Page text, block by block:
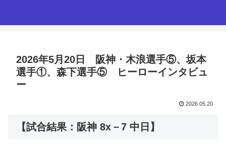
2026年5月20日 阪神・木浪選手⑤、坂本
選手①、森下選手⑤ ヒーローインタビュ
ー
2026.05.20
【試合結果：阪神 8x－7 中日】